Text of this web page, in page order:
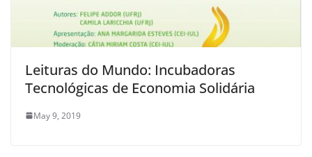
Leituras do Mundo: Incubadoras
Tecnológicas de Economia Solidária
May 9, 2019